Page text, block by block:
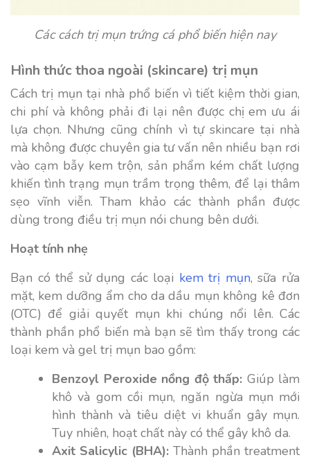
Các cách trị mụn trứng cá phổ biến hiện nay
Hình thức thoa ngoài (skincare) trị mụn
Cách trị mụn tại nhà phổ biến vì tiết kiệm thời gian,
chi phí và không phải đi lại nên được chị em ưu ái
lựa chọn. Nhưng cũng chính vì tự skincare tại nhà
mà không được chuyên gia tư vấn nên nhiều bạn rơi
vào cạm bẫy kem trộn, sản phẩm kém chất lượng
khiến tình trạng mụn trầm trọng thêm, để lại thâm
sẹo vĩnh viễn. Tham khảo các thành phần được
dùng trong điều trị mụn nói chung bên dưới.
Hoạt tính nhẹ
Bạn có thể sử dụng các loại kem trị mụn, sữa rửa
mặt, kem dưỡng ẩm cho da dầu mụn không kê đơn
(OTC) để giải quyết mụn khi chúng nổi lên. Các
thành phần phổ biến mà bạn sẽ tìm thấy trong các
loại kem và gel trị mụn bao gồm:
Benzoyl Peroxide nồng độ thấp: Giúp làm
khô và gom cồi mụn, ngăn ngừa mụn mới
hình thành và tiêu diệt vi khuẩn gây mụn.
Tuy nhiên, hoạt chất này có thể gây khô da.
Axit Salicylic (BHA): Thành phần treatment